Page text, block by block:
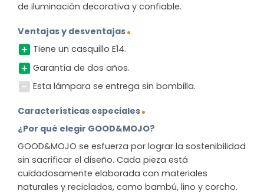
de iluminación decorativa y confiable.
Ventajas y desventajas
Tiene un casquillo E14.
Garantía de dos años.
Esta lámpara se entrega sin bombilla.
Características especiales
¿Por qué elegir GOOD&MOJO?
GOOD&MOJO se esfuerza por lograr la sostenibilidad
sin sacrificar el diseño. Cada pieza está
cuidadosamente elaborada con materiales
naturales y reciclados, como bambú, lino y corcho.